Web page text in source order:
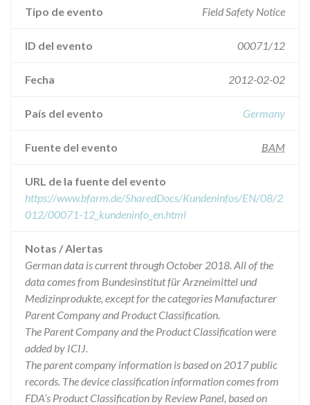
Tipo de evento Field Safety Notice
ID del evento 00071/12
Fecha 2012-02-02
País del evento Germany
Fuente del evento BAM
URL de la fuente del evento
https://www.bfarm.de/SharedDocs/Kundeninfos/EN/08/2
012/00071-12_kundeninfo_en.html
Notas / Alertas
German data is current through October 2018. All of the
data comes from Bundesinstitut für Arzneimittel und
Medizinprodukte, except for the categories Manufacturer
Parent Company and Product Classification.
The Parent Company and the Product Classification were
added by ICIJ.
The parent company information is based on 2017 public
records. The device classification information comes from
FDA’s Product Classification by Review Panel, based on